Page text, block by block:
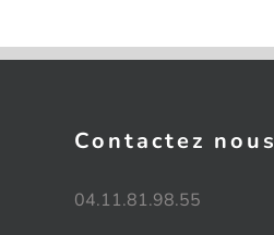
Contactez nous
04.11.81.98.55